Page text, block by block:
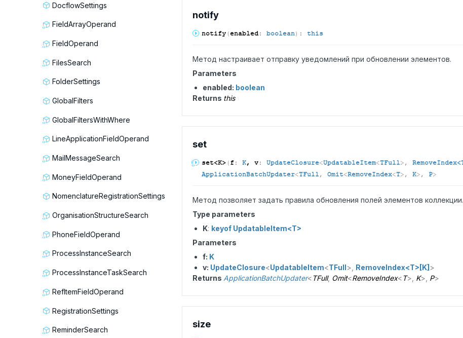
DocflowSettings
FieldArrayOperand
FieldOperand
FilesSearch
FolderSettings
GlobalFilters
GlobalFiltersWithWhere
LineApplicationFieldOperand
MailMessageSearch
MoneyFieldOperand
NomenclatureRegistrationSettings
OrganisationStructureSearch
PhoneFieldOperand
ProcessInstanceSearch
ProcessInstanceTaskSearch
RefItemFieldOperand
RegistrationSettings
ReminderSearch
notify
notify(enabled: boolean) : this
Метод настраивает отправку уведомлений при обновлении элементов.
Parameters
enabled: boolean
Returns this
set
set<K>(f: K, v: UpdateClosure<UpdatableItem<TFull>,
ApplicationBatchUpdater<TFull, Omit<RemoveIndex<T>, K>, P>
Метод позволяет задать правила обновления полей элементов коллекции.
Type parameters
K: keyof UpdatableItem<T>
Parameters
f: K
v: UpdateClosure<UpdatableItem<TFull> RemoveIndex<T>[K] >
Returns ApplicationBatchUpdater< TFull, Omit<RemoveIndex< T> K> P>
size